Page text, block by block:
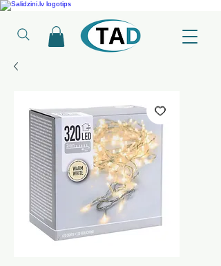
Ledusskapji, Sadzīves tehnika, Smaržas,